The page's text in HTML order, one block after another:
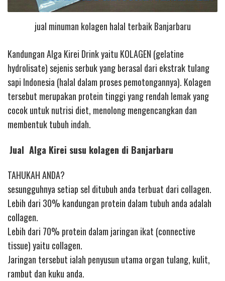
jual minuman kolagen halal terbaik Banjarbaru
Kandungan Alga Kirei Drink yaitu KOLAGEN (gelatine
hydrolisate) sejenis serbuk yang berasal dari ekstrak tulang
sapi Indonesia (halal dalam proses pemotongannya). Kolagen
tersebut merupakan protein tinggi yang rendah lemak yang
cocok untuk nutrisi diet, menolong mengencangkan dan
membentuk tubuh indah.
Jual Alga Kirei susu kolagen di Banjarbaru
TAHUKAH ANDA?
sesungguhnya setiap sel ditubuh anda terbuat dari collagen.
Lebih dari 30% kandungan protein dalam tubuh anda adalah
collagen.
Lebih dari 70% protein dalam jaringan ikat (connective
tissue) yaitu collagen.
Jaringan tersebut ialah penyusun utama organ tulang, kulit,
rambut dan kuku anda.